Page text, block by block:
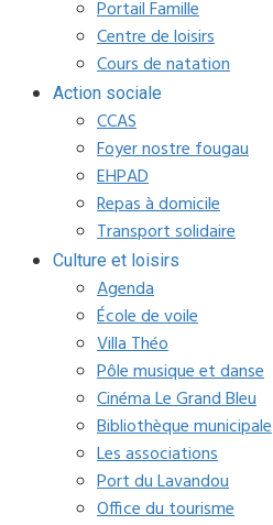
Portail Famille
Centre de loisirs
Cours de natation
Action sociale
CCAS
Foyer nostre fougau
EHPAD
Repas à domicile
Transport solidaire
Culture et loisirs
Agenda
École de voile
Villa Théo
Pôle musique et danse
Cinéma Le Grand Bleu
Bibliothèque municipale
Les associations
Port du Lavandou
Office du tourisme